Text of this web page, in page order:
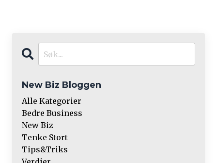
New Biz Bloggen
Alle Kategorier
Bedre Business
New Biz
Tenke Stort
Tips&triks